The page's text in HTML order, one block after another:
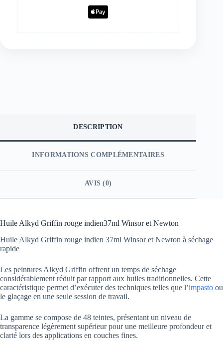
DESCRIPTION
INFORMATIONS COMPLÉMENTAIRES
AVIS (0)
Huile Alkyd Griffin rouge indien37ml Winsor et Newton
Huile Alkyd Griffin rouge indien 37ml Winsor et Newton à séchage
rapide
Les peintures Alkyd Griffin offrent un temps de séchage
considérablement réduit par rapport aux huiles traditionnelles. Cette
caractéristique permet d’exécuter des techniques telles que l’impasto ou
le glaçage en une seule session de travail.
La gamme se compose de 48 teintes, présentant un niveau de
transparence légèrement supérieur pour une meilleure profondeur et
clarté lors des applications en couches fines.